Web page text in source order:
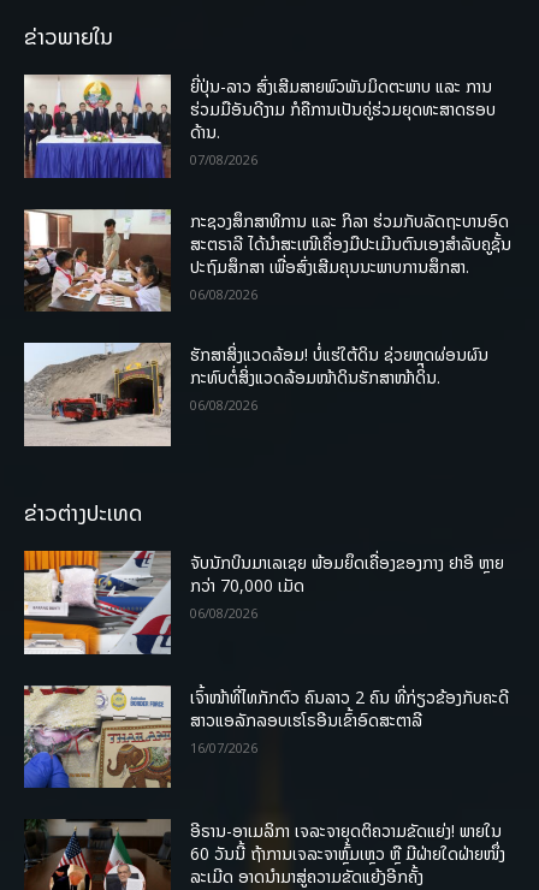
ຂ່າວພາຍໃນ
ຍີ່ປຸ່ນ-ລາວ ສົ່ງເສີມສາຍພົວພັນມິດຕະພາບ ແລະ ການ
ຮ່ວມມືອັນດີງາມ ກໍຄືການເປັນຄູ່ຮ່ວມຍຸດທະສາດຮອບ
ດ້ານ.
07/08/2026
ກະຊວງສຶກສາທິການ ແລະ ກິລາ ຮ່ວມກັບລັດຖະບານອົດ
ສະຕຣາລີ ໄດ້ນຳສະເໜີເຄື່ອງມືປະເມີນຕົນເອງສຳລັບຄູຊັ້ນ
ປະຖົມສຶກສາ ເພື່ອສົ່ງເສີມຄຸນນະພາບການສຶກສາ.
06/08/2026
ຮັກສາສິ່ງແວດລ້ອມ! ບໍ່ແຮ່ໃຕ້ດິນ ຊ່ວຍຫຼຸດຜ່ອນຜົນ
ກະທົບຕໍ່ສິ່ງແວດລ້ອມໜ້າດິນຮັກສາໜ້າດິນ.
06/08/2026
ຂ່າວຕ່າງປະເທດ
ຈັບນັກບິນມາເລເຊຍ ພ້ອມຍຶດເຄື່ອງຂອງກາງ ຢາອີ ຫຼາຍ
ກວ່າ 70,000 ເມັດ
06/08/2026
ເຈົ້າໜ້າທີ່ໄທກັກຕົວ ຄົນລາວ 2 ຄົນ ທີ່ກ່ຽວຂ້ອງກັບຄະດີ
ສາວແອລັກລອບເຮໂຣອີນເຂົ້າອົດສະຕາລີ
16/07/2026
ອີຣານ-ອາເມລິກາ ເຈລະຈາຍຸດຕິຄວາມຂັດແຍ່ງ! ພາຍໃນ
60 ວັນນີ້ ຖ້າການເຈລະຈາຫຼົ້ມເຫຼວ ຫຼື ມີຝ່າຍໃດຝ່າຍໜຶ່ງ
ລະເມີດ ອາດນໍາມາສູ່ຄວາມຂັດແຍ້ງອີກຄັ້ງ